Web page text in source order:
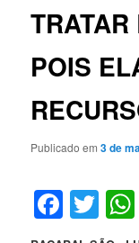
POIS
Publicado em3 de